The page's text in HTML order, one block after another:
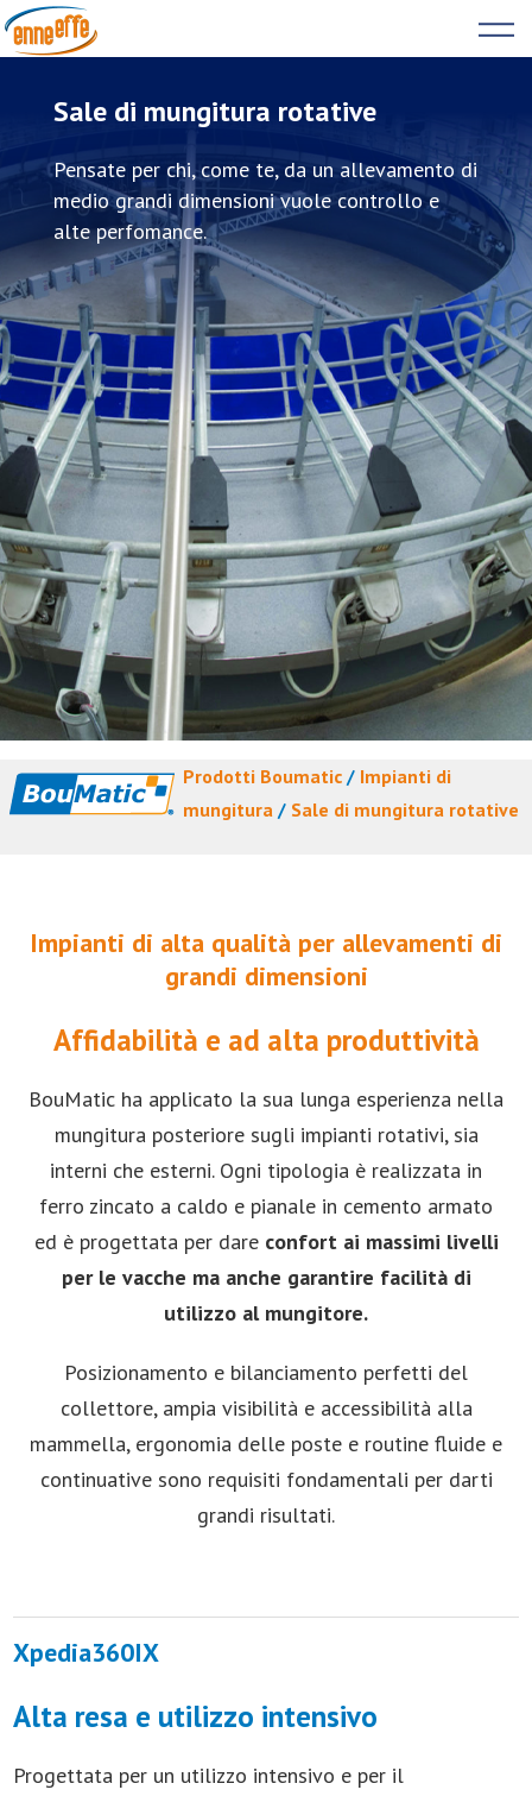
Sale di mungitura rotative
Pensate per chi, come te, da un allevamento di
medio grandi dimensioni vuole controllo e
alte perfomance.
Prodotti Boumatic / Impianti di
mungitura / Sale di mungitura rotative
Impianti di alta qualità per allevamenti di
grandi dimensioni
Affidabilità e ad alta produttività
BouMatic ha applicato la sua lunga esperienza nella
mungitura posteriore sugli impianti rotativi, sia
interni che esterni. Ogni tipologia è realizzata in
ferro zincato a caldo e pianale in cemento armato
ed è progettata per dare confort ai massimi livelli
per le vacche ma anche garantire facilità di
utilizzo al mungitore.
Posizionamento e bilanciamento perfetti del
collettore, ampia visibilità e accessibilità alla
mammella, ergonomia delle poste e routine fluide e
continuative sono requisiti fondamentali per darti
grandi risultati.
Xpedia360IX
Alta resa e utilizzo intensivo
Progettata per un utilizzo intensivo e per il